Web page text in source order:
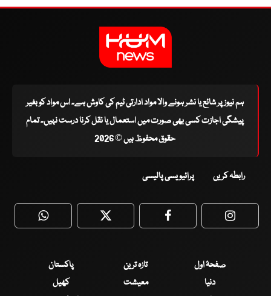
ہم نیوز پر شائع یا نشر ہونے والا مواد ادارتی ٹیم کی کاوش ہے۔ اس مواد کو بغیر
پیشگی اجازت کسی بھی صورت میں استعمال یا نقل کرنا درست نہیں۔ تمام
حقوق محفوظ ہیں © 2026
رابطہ کریں پرائیویسی پالیسی
WhatsApp Twitter Facebook
صفحۂ اول تازہ ترین
پاکستان
دنیا
معیشت
کھیل